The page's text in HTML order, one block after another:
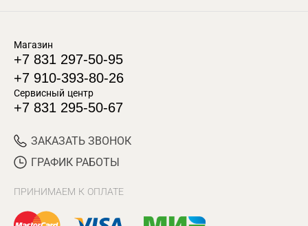
Магазин
+7 831 297-50-95
+7 910-393-80-26
Сервисный центр
+7 831 295-50-67
ЗАКАЗАТЬ ЗВОНОК
ГРАФИК РАБОТЫ
ПРИНИМАЕМ К ОПЛАТЕ